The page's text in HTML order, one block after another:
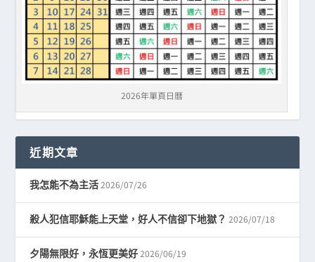
2026年單頁日曆
近期文章
我怎能不為主活 2026/07/26
殺人犯信耶穌能上天堂，好人不信卻下地獄？ 2026/07/18
夕陽無限好，永恆更美好 2026/06/19